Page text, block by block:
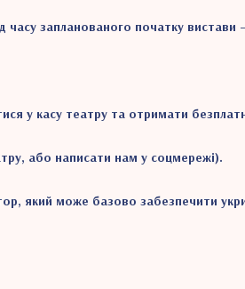
часу запланованого початку вистави
у касу театру та отримати
або написати нам у соцмережі).
який може базово забезпечити